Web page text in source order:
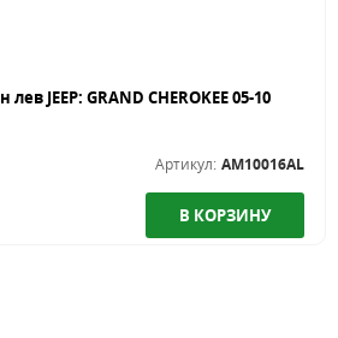
JEEP: GRAND CHEROKEE 05-10
Артикул: AM10016AL